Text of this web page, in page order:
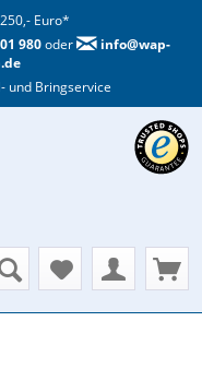
Euro*
980oder
info@wap-
und Bringservice